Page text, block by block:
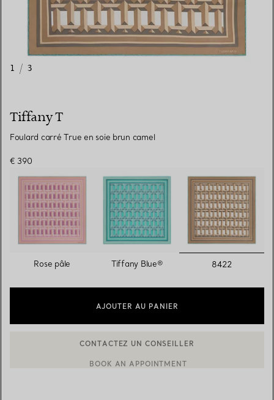
1 / 3
Tiffany T
Foulard carré True en soie brun camel
€ 390
Rose pâle Tiffany Blue® 8422
AJOUTER AU PANIER